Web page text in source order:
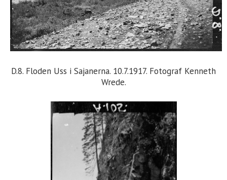
D.8. Floden Uss i Sajanerna. 10.7.1917. Fotograf Kenneth
Wrede.